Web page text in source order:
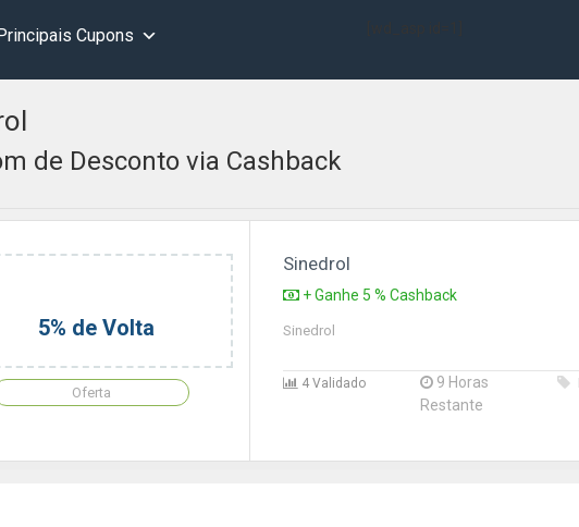
Cupons
de Desconto via Cashback
5% de Volta
Oferta
Sinedrol
+ Ganhe 5 % Cashback
Sinedrol
4 Validado
9 Horas
Restante